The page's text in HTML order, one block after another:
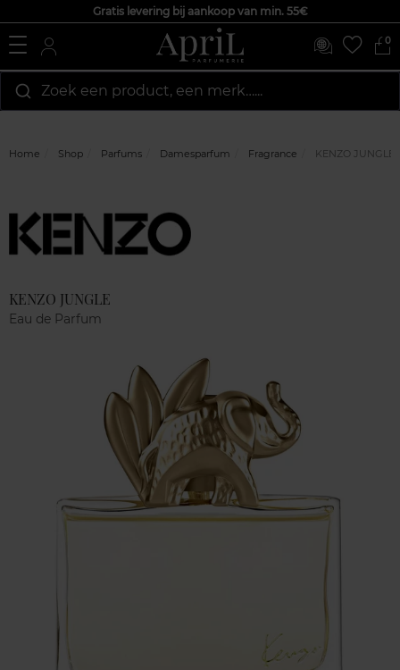
Gratis levering bij aankoop van min. 55€
0
Zoek een product, een merk…...
Home Shop Parfums Damesparfum Fragrance KENZO JUNGLE
KENZO JUNGLE
Eau de Parfum